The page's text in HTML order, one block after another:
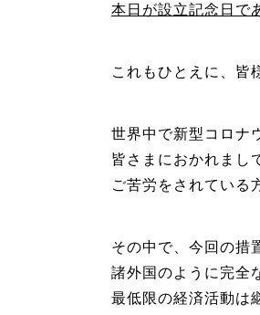
本日が設立記念日で
これもひとえに、皆
世界中で新型コロナ
皆さまにおかれまし
ご苦労をされている
その中で、今回の措
諸外国のように完全
最低限の経済活動は